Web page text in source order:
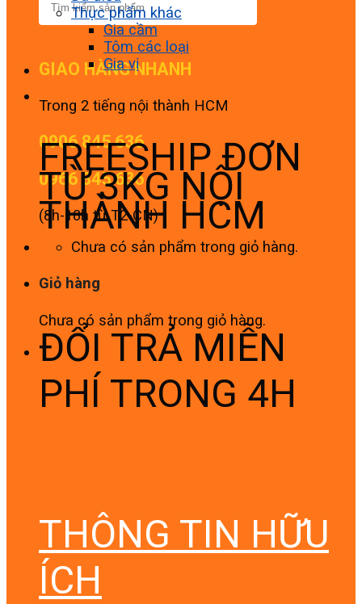
GIAO HÀNG NHANH
Trong 2 tiếng nội thành HCM
0906 845 636
0966 845 636
(8h-18h từ T2-CN)
Chưa có sản phẩm trong giỏ hàng.
Giỏ hàng
Chưa có sản phẩm trong giỏ hàng.
Thực phẩm khác
Gia cầm
Tôm các loại
Gia vị
FREESHIP ĐƠN
TỪ 3KG NỘI
THÀNH HCM
ĐỔI TRẢ MIỄN
PHÍ TRONG 4H
THÔNG TIN HỮU
ÍCH